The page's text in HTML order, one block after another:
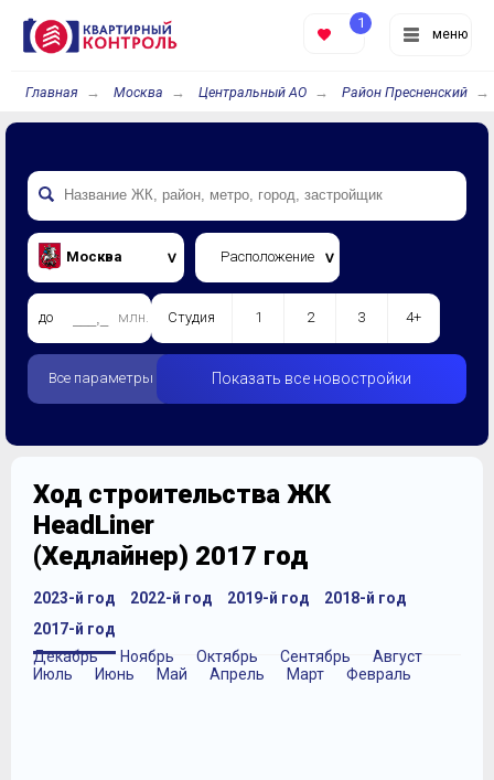
меню
1
Главная Москва Центральный АО Район Пресненский
Москва Расположение
до млн. Студия 1 2 3 4+
Все параметры Показать все новостройки
Ход строительства ЖК
HeadLiner
(Хедлайнер) 2017 год
2023-й год 2022-й год 2019-й год
2018-й год
2017-й год
Декабрь
Ноябрь Октябрь Сентябрь
Август
Июль
Июнь Май Апрель Март Февраль